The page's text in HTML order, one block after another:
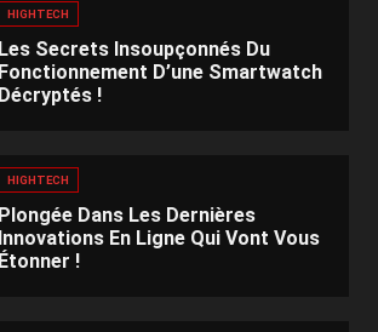
HIGHTECH
Les Secrets Insoupçonnés Du
Fonctionnement D’une Smartwatch
Décryptés !
HIGHTECH
Plongée Dans Les Dernières
Innovations En Ligne Qui Vont Vous
Étonner !